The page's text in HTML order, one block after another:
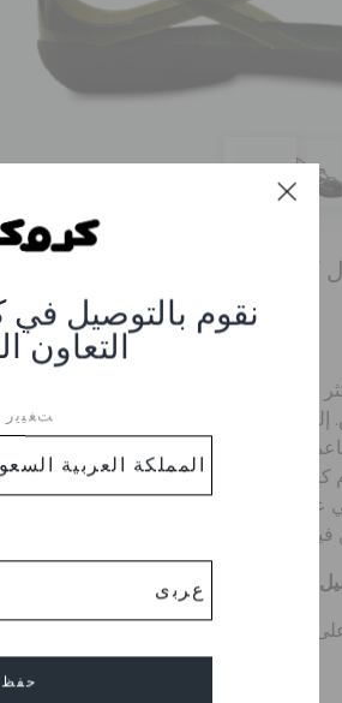
نقوم بالتوصيل
التعاون
حفظ
كروكس إيزابيلا ميني للنساء
العنصر #202465-001-BLACK
متعة - مجموعة كروكس إيزابيلا هي
صندل أنيق ومريح لارتدائه طوال
تبدو جيدة على قدميك، ووسادات
كروسلايت™ في كل خطوة. ارتديه في
عطلات نهاية الأسبوع، وفي أي مكان
هواراش، بتفاصيل أكثر أناقة
مزيد من الشكل الأنثوي